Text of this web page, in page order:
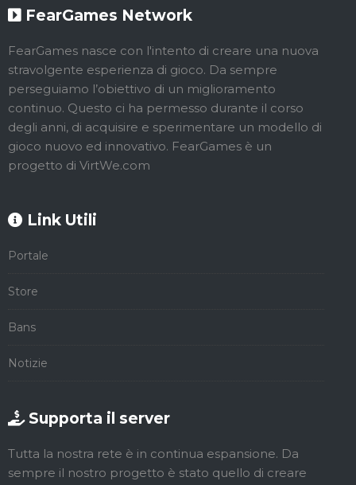
FearGames Network
FearGames nasce con l'intento di creare una nuova
stravolgente esperienza di gioco. Da sempre
perseguiamo l’obiettivo di un miglioramento
continuo. Questo ci ha permesso durante il corso
degli anni, di acquisire e sperimentare un modello di
gioco nuovo ed innovativo. FearGames è un
progetto di VirtWe.com
Link Utili
Portale
Store
Bans
Notizie
Supporta il server
Tutta la nostra rete è in continua espansione. Da
sempre il nostro progetto è stato quello di creare